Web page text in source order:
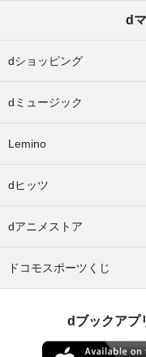
d
dショッピング
dミュージック
Lemino
dヒッツ
dアニメストア
ドコモスポーツくじ
dブックアプ